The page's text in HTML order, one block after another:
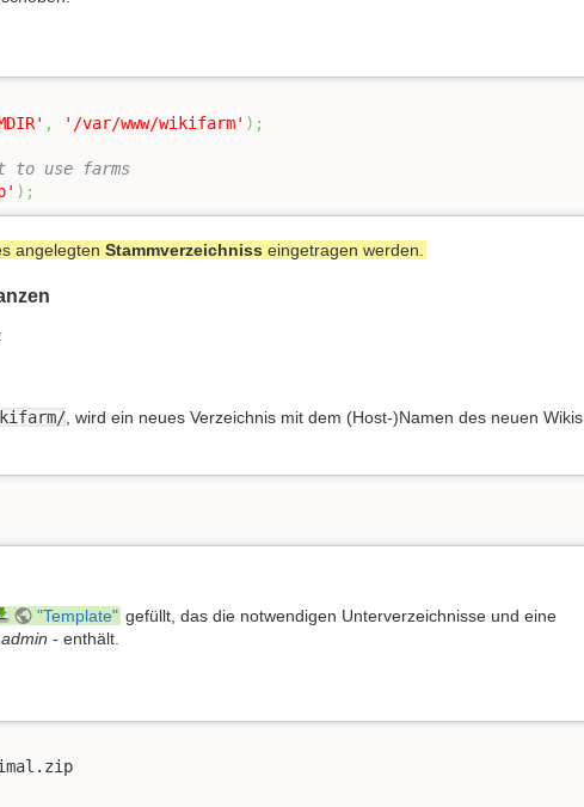
, '/var/www/wikifarm' ) ;
to use farms
) ;
angelegten Stammverzeichniss eingetragen werden.
, wird ein neues Verzeichnis mit dem (Host-)Namen des neuen Wikis
"Template" gefüllt, das die notwendigen Unterverzeichnisse und eine
admin - enthält.